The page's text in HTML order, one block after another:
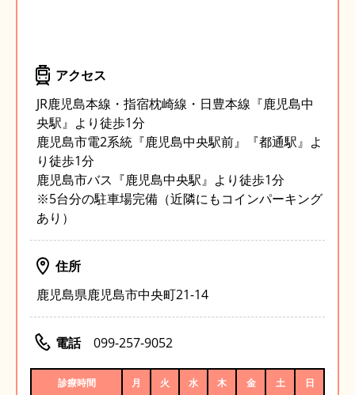
アクセス
JR鹿児島本線・指宿枕崎線・日豊本線『鹿児島中
央駅』より徒歩1分
鹿児島市電2系統『鹿児島中央駅前』『都通駅』よ
り徒歩1分
鹿児島市バス『鹿児島中央駅』より徒歩1分
※5台分の駐車場完備（近隣にもコインパーキング
あり）
住所
鹿児島県鹿児島市中央町21-14
電話 099-257-9052
診療時間 月 火 水 木 金 土 日